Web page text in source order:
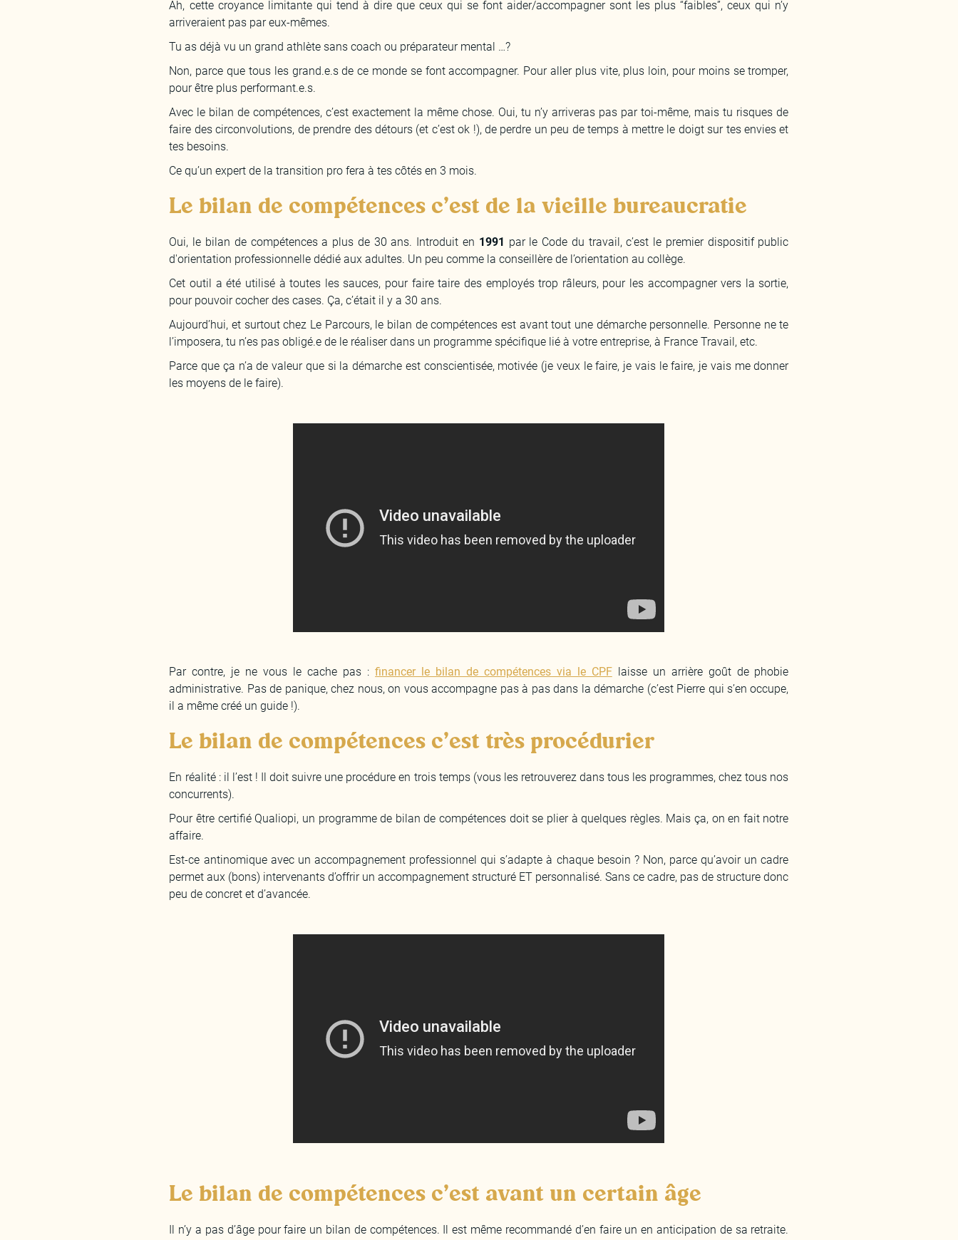
Ah, cette croyance limitante qui tend à dire que ceux qui se font aider/accompagner sont les plus “faibles”, ceux qui n’y
arriveraient pas par eux-mêmes.
Tu as déjà vu un grand athlète sans coach ou préparateur mental …?
Non, parce que tous les grand.e.s de ce monde se font accompagner. Pour aller plus vite, plus loin, pour moins se tromper,
pour être plus performant.e.s.
Avec le bilan de compétences, c’est exactement la même chose. Oui, tu n’y arriveras pas par toi-même, mais tu risques de
faire des circonvolutions, de prendre des détours (et c’est ok !), de perdre un peu de temps à mettre le doigt sur tes envies et
tes besoins.
Ce qu’un expert de la transition pro fera à tes côtés en 3 mois.
Le bilan de compétences c’est de la vieille bureaucratie
Oui, le bilan de compétences a plus de 30 ans. Introduit en 1991 par le Code du travail, c’est le premier dispositif public
d'orientation professionnelle dédié aux adultes. Un peu comme la conseillère de l’orientation au collège.
Cet outil a été utilisé à toutes les sauces, pour faire taire des employés trop râleurs, pour les accompagner vers la sortie,
pour pouvoir cocher des cases. Ça, c’était il y a 30 ans.
Aujourd’hui, et surtout chez Le Parcours, le bilan de compétences est avant tout une démarche personnelle. Personne ne te
l’imposera, tu n’es pas obligé.e de le réaliser dans un programme spécifique lié à votre entreprise, à France Travail, etc.
Parce que ça n’a de valeur que si la démarche est conscientisée, motivée (je veux le faire, je vais le faire, je vais me donner
les moyens de le faire).
Par contre, je ne vous le cache pas :financer le bilan de compétences via le CPFlaisse un arrière goût de phobie
administrative. Pas de panique, chez nous, on vous accompagne pas à pas dans la démarche (c’est Pierre qui s’en occupe,
il a même créé un guide !).
Le bilan de compétences c’est très procédurier
En réalité : il l’est ! Il doit suivre une procédure en trois temps (vous les retrouverez dans tous les programmes, chez tous nos
concurrents).
Pour être certifié Qualiopi, un programme de bilan de compétences doit se plier à quelques règles. Mais ça, on en fait notre
affaire.
Est-ce antinomique avec un accompagnement professionnel qui s’adapte à chaque besoin ? Non, parce qu’avoir un cadre
permet aux (bons) intervenants d’offrir un accompagnement structuré ET personnalisé. Sans ce cadre, pas de structure donc
peu de concret et d’avancée.
Le bilan de compétences c’est avant un certain âge
Il n’y a pas d’âge pour faire un bilan de compétences. Il est même recommandé d’en faire un en anticipation de sa retraite.